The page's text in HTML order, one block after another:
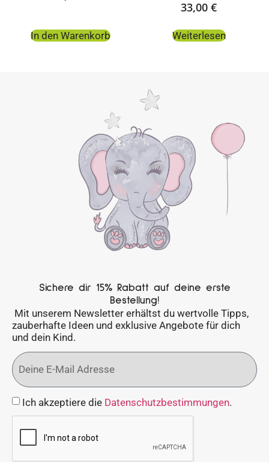
In den Warenkorb
33,00 €
Weiterlesen
Sichere dir 15% Rabatt auf deine erste
Bestellung!
Mit unserem Newsletter erhältst du wertvolle Tipps,
zauberhafte Ideen und exklusive Angebote für dich
und dein Kind.
Ich akzeptiere die Datenschutzbestimmungen.